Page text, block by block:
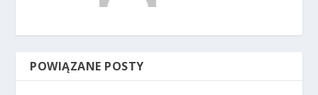
POWIĄZANE POSTY